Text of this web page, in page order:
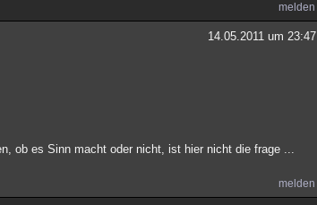
melden
14.05.2011 um 23:47
ob es Sinn macht oder nicht, ist hier nicht die frage ...
melden